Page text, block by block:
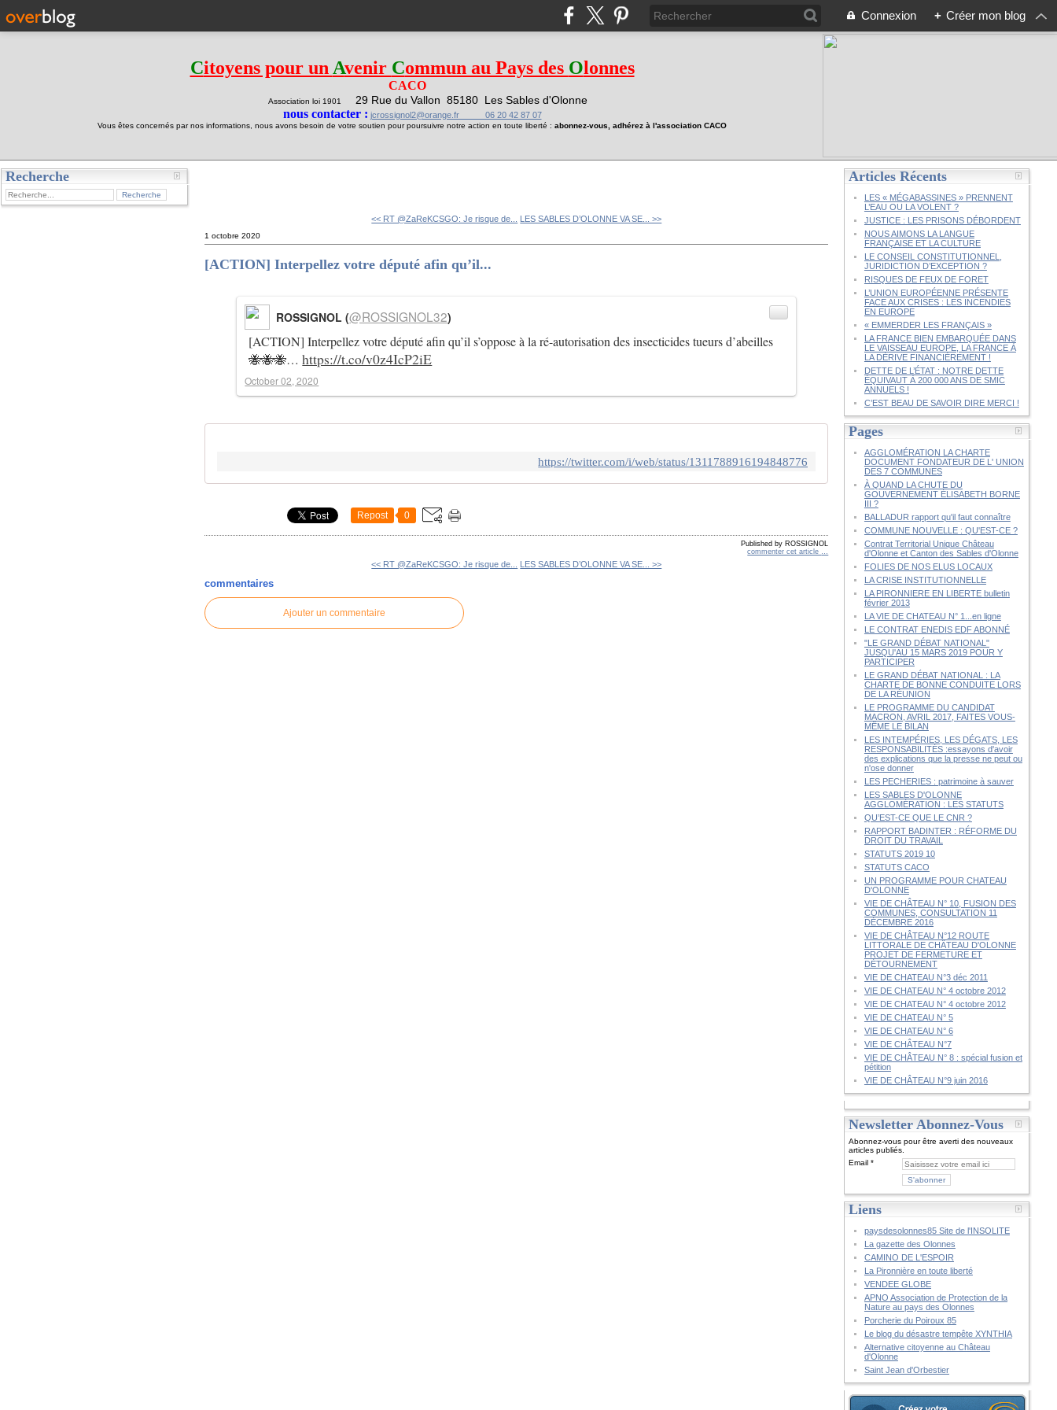
Connexion + Créer mon blog
Citoyens pour un Avenir Commun au Pays des Olonnes
CACO
Association loi 1901 29 Rue du Vallon 85180 Les Sables d'Olonne
nous contacter : jcrossignol2@orange.fr 06 20 42 87 07
Vous êtes concernés par nos informations, nous avons besoin de votre soutien pour poursuivre notre action en toute liberté : abonnez-vous, adhérez à l'association CACO
Recherche
<< RT @ZaReKCSGO: Je risque de... LES SABLES D’OLONNE VA SE... >>
1 octobre 2020
[ACTION] Interpellez votre député afin qu’il...
[ACTION] Interpellez votre député afin qu’il s’oppose à la ré-autorisation des insecticides tueurs d’abeilles
🐝🐝🐝…https://t.co/v0z4IcP2iE
ROSSIGNOL (@ROSSIGNOL32)
October 02, 2020
https://twitter.com/i/web/status/1311788916194848776
Repost 0
Published by ROSSIGNOL
commenter cet article
<< RT @ZaReKCSGO: Je risque de... LES SABLES D’OLONNE VA SE... >>
commentaires
Ajouter un commentaire
Articles Récents
LES « MÉGABASSINES » PRENNENT
L’EAU OU LA VOLENT ?
JUSTICE : LES PRISONS DÉBORDENT
NOUS AIMONS LA LANGUE
FRANÇAISE ET LA CULTURE
LE CONSEIL CONSTITUTIONNEL,
JURIDICTION D’EXCEPTION ?
RISQUES DE FEUX DE FORET
L’UNION EUROPÉENNE PRÉSENTE
FACE AUX CRISES : LES INCENDIES
EN EUROPE
« EMMERDER LES FRANÇAIS »
LA FRANCE BIEN EMBARQUÉE DANS
LE VAISSEAU EUROPE, LA FRANCE À
LA DÉRIVE FINANCIÈREMENT !
DETTE DE L’ÉTAT : NOTRE DETTE
ÉQUIVAUT À 200 000 ANS DE SMIC
ANNUELS !
C’EST BEAU DE SAVOIR DIRE MERCI !
Pages
AGGLOMÉRATION LA CHARTE
DOCUMENT FONDATEUR DE L' UNION
DES 7 COMMUNES
À QUAND LA CHUTE DU
GOUVERNEMENT ÉLISABETH BORNE
III ?
BALLADUR rapport qu'il faut connaître
COMMUNE NOUVELLE : QU'EST-CE ?
Contrat Territorial Unique Château
d'Olonne et Canton des Sables d'Olonne
FOLIES DE NOS ELUS LOCAUX
LA CRISE INSTITUTIONNELLE
LA PIRONNIERE EN LIBERTE bulletin
février 2013
LA VIE DE CHATEAU N° 1...en ligne
LE CONTRAT ENEDIS EDF ABONNÉ
"LE GRAND DÉBAT NATIONAL"
JUSQU'AU 15 MARS 2019 POUR Y
PARTICIPER
LE GRAND DÉBAT NATIONAL : LA
CHARTE DE BONNE CONDUITE LORS
DE LA RÉUNION
LE PROGRAMME DU CANDIDAT
MACRON, AVRIL 2017, FAITES VOUS-
MÊME LE BILAN
LES INTEMPÉRIES, LES DÉGATS, LES
RESPONSABILITÉS :essayons d'avoir
des explications que la presse ne peut ou
n'ose donner
LES PECHERIES : patrimoine à sauver
LES SABLES D'OLONNE
AGGLOMÉRATION : LES STATUTS
QU’EST-CE QUE LE CNR ?
RAPPORT BADINTER : RÉFORME DU
DROIT DU TRAVAIL
STATUTS 2019 10
STATUTS CACO
UN PROGRAMME POUR CHATEAU
D'OLONNE
VIE DE CHÂTEAU N° 10, FUSION DES
COMMUNES, CONSULTATION 11
DÉCEMBRE 2016
VIE DE CHÂTEAU N°12 ROUTE
LITTORALE DE CHÂTEAU D'OLONNE
PROJET DE FERMETURE ET
DÉTOURNEMENT
VIE DE CHATEAU N°3 déc 2011
VIE DE CHATEAU N° 4 octobre 2012
VIE DE CHATEAU N° 4 octobre 2012
VIE DE CHATEAU N° 5
VIE DE CHATEAU N° 6
VIE DE CHÂTEAU N°7
VIE DE CHÂTEAU N° 8 : spécial fusion et
pétition
VIE DE CHÂTEAU N°9 juin 2016
Newsletter Abonnez-Vous
Abonnez-vous pour être averti des nouveaux
articles publiés.
Email
Liens
paysdesolonnes85 Site de l'INSOLITE
La gazette des Olonnes
CAMINO DE L'ESPOIR
La Pironnière en toute liberté
VENDEE GLOBE
APNO Association de Protection de la
Nature au pays des Olonnes
Porcherie du Poiroux 85
Le blog du désastre tempête XYNTHIA
Alternative citoyenne au Château
d'Olonne
Saint Jean d'Orbestier